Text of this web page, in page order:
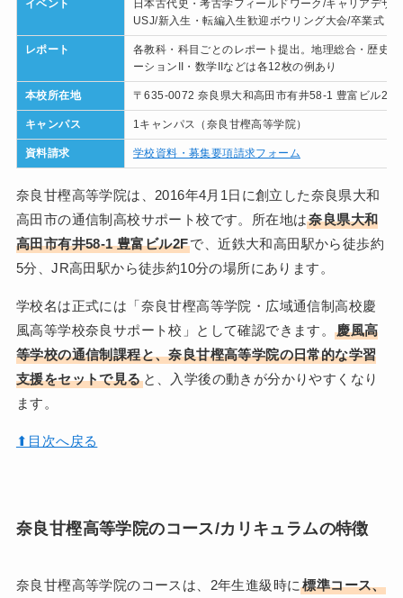
イベント
日本古代史・考古学フィールドワーク/キャリアデザ
USJ/新入生・転編入生歓迎ボウリング大会/卒業式
レポート
各教科・科目ごとのレポート提出。地理総合・歴史
ーションII・数学IIなどは各12枚の例あり
本校所在地 〒635-0072 奈良県大和高田市有井58-1 豊富ビル2F
キャンパス 1キャンパス（奈良甘樫高等学院）
資料請求 学校資料・募集要項請求フォーム
奈良甘樫高等学院は、2016年4月1日に創立した奈良県大和
高田市の通信制高校サポート校です。所在地は奈良県大和
高田市有井58-1 豊富ビル2Fで、近鉄大和高田駅から徒歩約
5分、JR高田駅から徒歩約10分の場所にあります。
学校名は正式には「奈良甘樫高等学院・広域通信制高校慶
風高等学校奈良サポート校」として確認できます。慶風高
等学校の通信制課程と、奈良甘樫高等学院の日常的な学習
支援をセットで見ると、入学後の動きが分かりやすくなり
ます。
⬆︎目次へ戻る
奈良甘樫高等学院のコース/カリキュラムの特徴
奈良甘樫高等学院のコースは、2年生進級時に標準コース、